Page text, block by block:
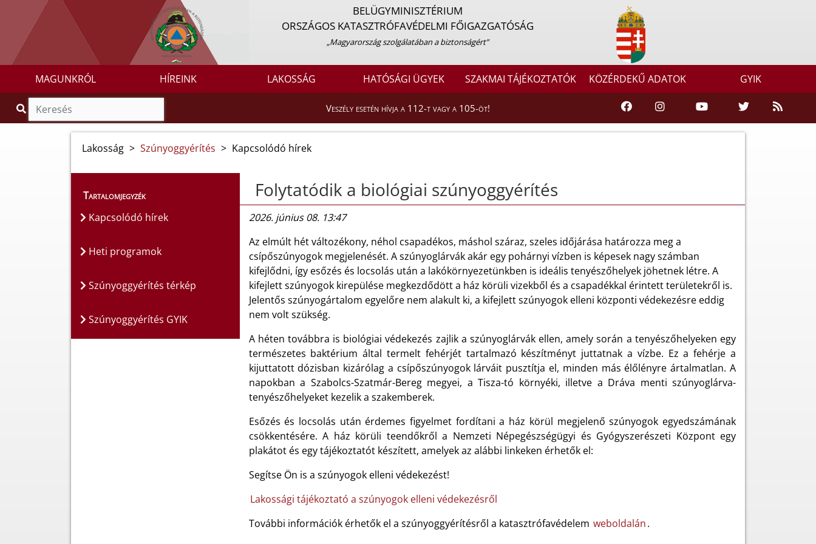
BELÜGYMINISZTÉRIUM
ORSZÁGOS KATASZTRÓFAVÉDELMI FŐIGAZGATÓSÁG
„Magyarország szolgálatában a biztonságért”
MAGUNKRÓL HÍREINK LAKOSSÁG HATÓSÁGI ÜGYEK SZAKMAI TÁJÉKOZTATÓK KÖZÉRDEKŰ ADATOK GYIK
Veszély esetén hívja a 112-t vagy a 105-öt!
Lakosság > Szúnyoggyérítés > Kapcsolódó hírek
Tartalomjegyzék
Kapcsolódó hírek
Heti programok
Szúnyoggyérítés térkép
Szúnyoggyérítés GYIK
Folytatódik a biológiai szúnyoggyérítés
2026. június 08. 13:47
Az elmúlt hét változékony, néhol csapadékos, máshol száraz, szeles időjárása határozza meg a
csípőszúnyogok megjelenését. A szúnyoglárvák akár egy pohárnyi vízben is képesek nagy számban
kifejlődni, így esőzés és locsolás után a lakókörnyezetünkben is ideális tenyészőhelyek jöhetnek létre. A
kifejlett szúnyogok kirepülése megkezdődött a ház körüli vizekből és a csapadékkal érintett területekről is.
Jelentős szúnyogártalom egyelőre nem alakult ki, a kifejlett szúnyogok elleni központi védekezésre eddig
nem volt szükség.
A héten továbbra is biológiai védekezés zajlik a szúnyoglárvák ellen, amely során a tenyészőhelyeken egy
természetes baktérium által termelt fehérjét tartalmazó készítményt juttatnak a vízbe. Ez a fehérje a
kijuttatott dózisban kizárólag a csípőszúnyogok lárváit pusztítja el, minden más élőlényre ártalmatlan. A
napokban a Szabolcs-Szatmár-Bereg megyei, a Tisza-tó környéki, illetve a Dráva menti szúnyoglárva-
tenyészőhelyeket kezelik a szakemberek.
Esőzés és locsolás után érdemes figyelmet fordítani a ház körül megjelenő szúnyogok egyedszámának
csökkentésére. A ház körüli teendőkről a Nemzeti Népegészségügyi és Gyógyszerészeti Központ egy
plakátot és egy tájékoztatót készített, amelyek az alábbi linkeken érhetők el:
Segítse Ön is a szúnyogok elleni védekezést!
Lakossági tájékoztató a szúnyogok elleni védekezésről
További információk érhetők el a szúnyoggyérítésről a katasztrófavédelem weboldalán.